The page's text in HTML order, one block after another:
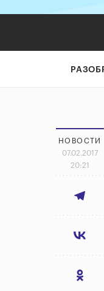
НОВОСТИ
07.02.2017
20:21